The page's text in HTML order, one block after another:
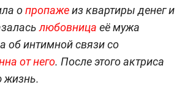
опропажеиз квартиры денег и
любовница её мужа
об интимной связи со
от него. После этого актриса
жизнь.